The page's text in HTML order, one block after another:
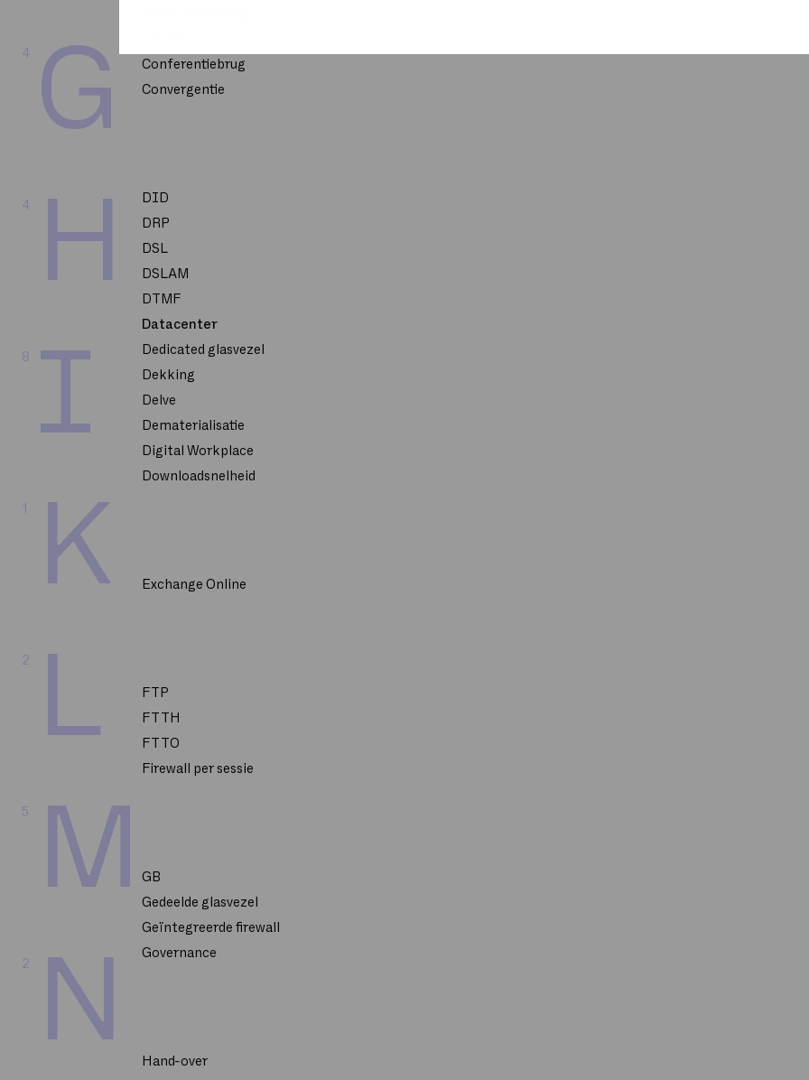
G
4
H
4
I
8
K
1
L
2
M
5
N
2
Conferentiebrug
Convergentie
DID
DRP
DSL
DSLAM
DTMF
Datacenter
Dedicated glasvezel
Dekking
Delve
Dematerialisatie
Digital Workplace
Downloadsnelheid
Exchange Online
FTP
FTTH
FTTO
Firewall per sessie
GB
Gedeelde glasvezel
Geïntegreerde firewall
Governance
Hand-over